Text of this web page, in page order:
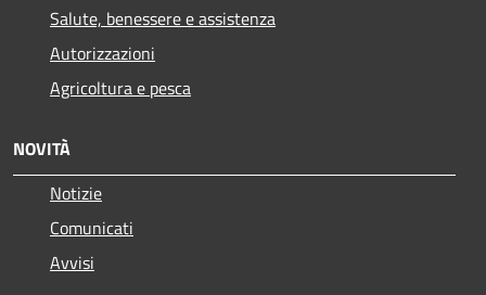
Salute, benessere e assistenza
Autorizzazioni
Agricoltura e pesca
NOVITÀ
Notizie
Comunicati
Avvisi